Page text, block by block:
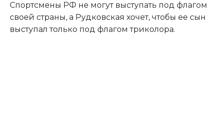
Спортсмены РФ не могут выступать под флагом
своей страны, а Рудковская хочет, чтобы ее сын
выступал только под флагом триколора.